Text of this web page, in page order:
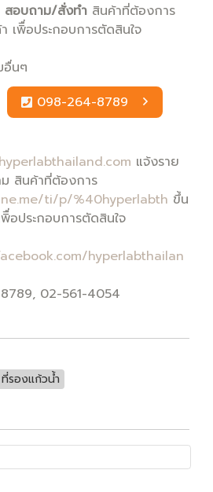
สอบถาม/สั่งทำ สินค้าที่ต้องการ
เพิื่อประกอบการตัดสินใจ
อื่นๆ
098-264-8789
แจ้งราย
สินค้าที่ต้องการ
ti/p/%40hyperlabth ขึ้น
อประกอบการตัดสินใจ
hyperlabthailan
02-561-4054
ที่รองแก้วน้ำ